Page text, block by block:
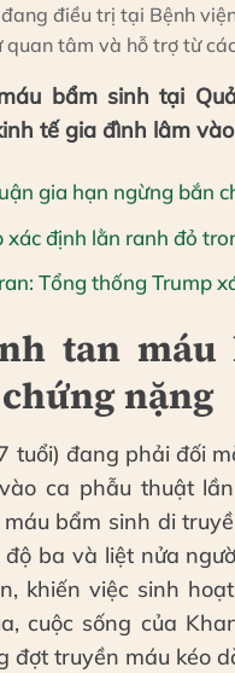
điều trị tại Bệnh
quan tâm và hỗ trợ từ
bẩm sinh tại
tế gia đình lâm
gia hạn ngừng bắn
xác định lằn ranh đỏ
Tổng thống Trump
tan
nặng
tuổi) đang phải đối
ca phẫu thuật
bẩm sinh di
ba và liệt nửa
khiến việc sinh
cuộc sống của
đợt truyền máu kéo